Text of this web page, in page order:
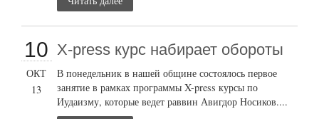
10
ОКТ
13
X-press курс набирает обороты
В понедельник в нашей общине состоялось первое
занятие в рамках программы X-press курсы по
Иудаизму, которые ведет раввин Авигдор Носиков....